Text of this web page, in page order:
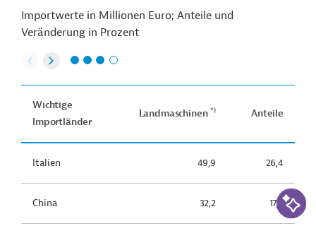
Importwerte in Millionen Euro; Anteile und
Veränderung in Prozent
Wichtige
Importländer
Landmaschinen *) Anteile
Italien 49,9 26,4
China 32,2 17,0
KI-